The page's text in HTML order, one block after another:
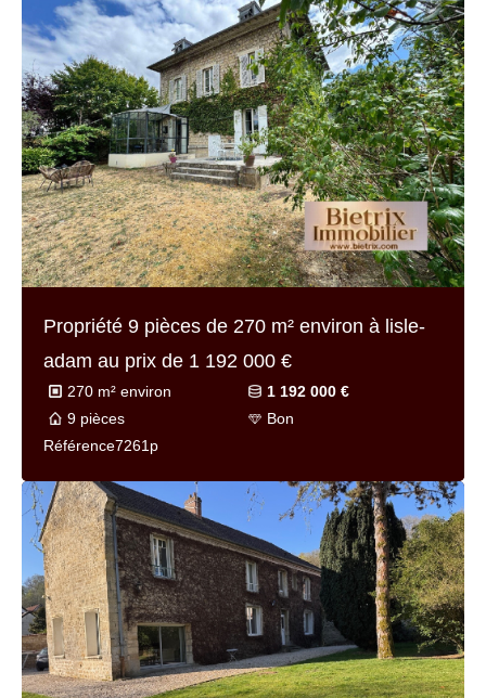
Propriété 9 pièces de 270 m² environ à lisle-
adam au prix de 1 192 000 €
270 m² environ
1 192 000 €
9 pièces
Bon
Référence7261p